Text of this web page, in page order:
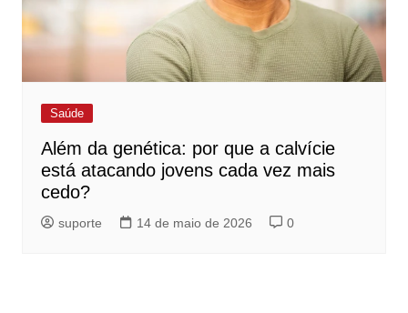
Saúde
Além da genética: por que a calvície
está atacando jovens cada vez mais
cedo?
suporte 14 de maio de 2026 0